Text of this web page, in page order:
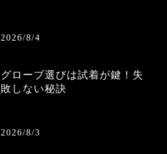
2026/8/4
グローブ選びは試着が鍵！失
敗しない秘訣
2026/8/3